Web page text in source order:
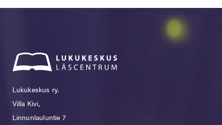
Lukukeskus ry.
Villa Kivi,
Linnunlauluntie 7